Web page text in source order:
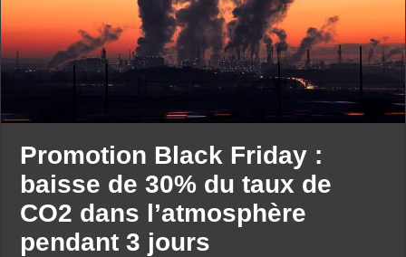
Promotion Black Friday :
baisse de 30% du taux de
CO2 dans l’atmosphère
pendant 3 jours